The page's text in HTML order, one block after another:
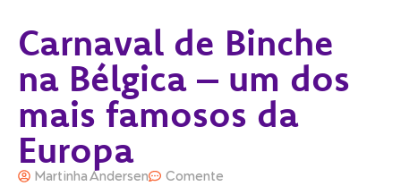
Carnaval de Binche
na Bélgica – um dos
mais famosos da
Europa
Martinha Andersen Comente